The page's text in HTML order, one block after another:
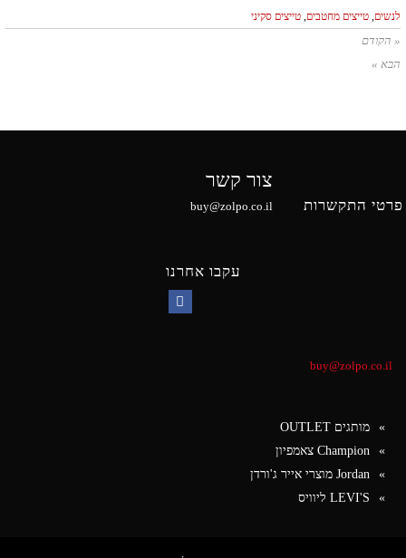
לנשים, טייצים מחטבים, טייצים סקיני
« הקודם
הבא »
פרטי התקשרות
צור קשר
buy@zolpo.co.il
עקבו אחרנו
buy@zolpo.co.il
מותגים OUTLET
Champion צאמפיון
Jordan מוצרי אייר ג'ורדן
LEVI'S ליוויס